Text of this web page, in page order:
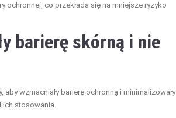
ochronnej, co przekłada się na mniejsze ryzyko
barierę skórną i nie
wzmacniały barierę ochronną i minimalizowały
ich stosowania.